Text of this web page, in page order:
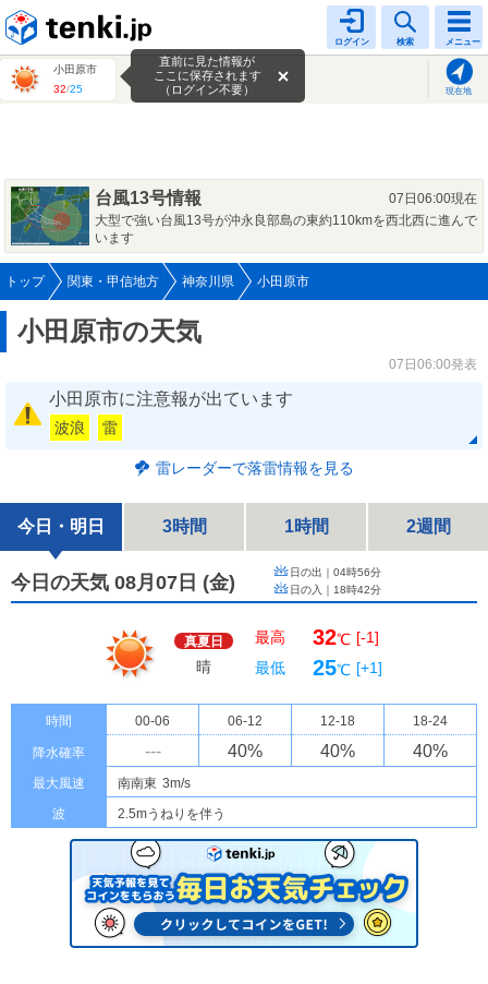
ログイン 検索 メニュー
小田原市
32/25 現在地
直前に見た情報が
ここに保存されます
（ログイン不要）
台風13号情報
07日06:00現在
大型で強い台風13号が沖永良部島の東約110kmを西北西に進んで
います
トップ 関東・甲信地方 神奈川県 小田原市
小田原市の天気
07日06:00発表
小田原市に注意報が出ています
波浪 雷
雷レーダーで落雷情報を見る
今日・明日 3時間 1時間 2週間
今日の天気 08月07日 (金) 日の出｜ 04時56分
日の入｜ 18時42分
真夏日
晴
最高 32℃ [-1]
最低
25℃ [+1]
時間 00-06 06-12 12-18 18-24
降水確率 --- 40% 40% 40%
最大風速 南南東 3m/s
波
2.5mうねりを伴う